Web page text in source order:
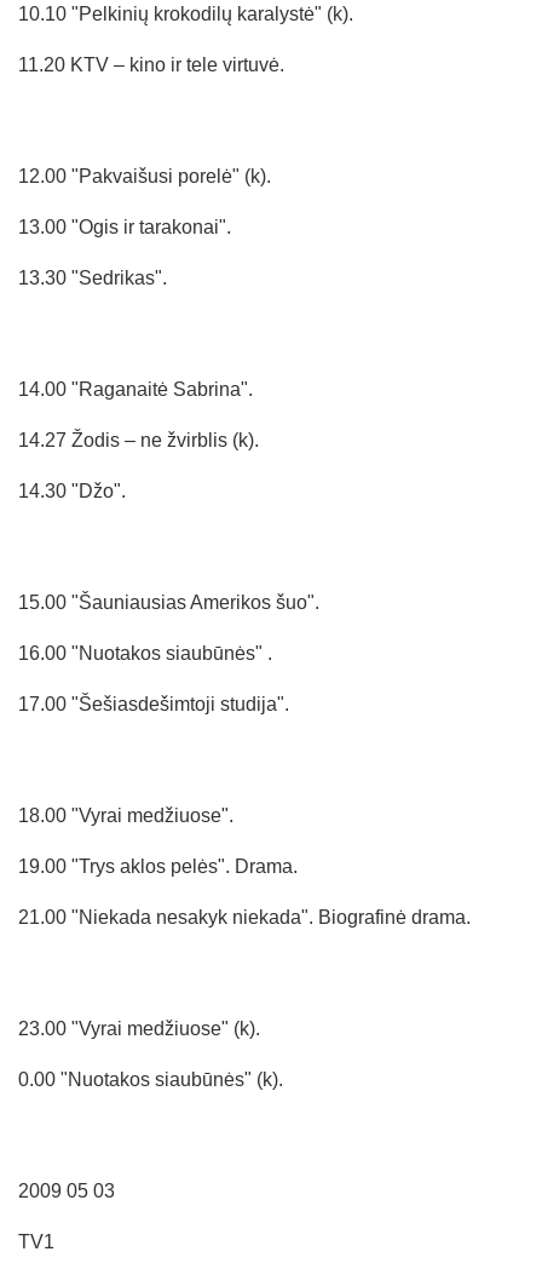
10.10 "Pelkinių krokodilų karalystė" (k).
11.20 KTV – kino ir tele virtuvė.
12.00 "Pakvaišusi porelė" (k).
13.00 "Ogis ir tarakonai".
13.30 "Sedrikas".
14.00 "Raganaitė Sabrina".
14.27 Žodis – ne žvirblis (k).
14.30 "Džo".
15.00 "Šauniausias Amerikos šuo".
16.00 "Nuotakos siaubūnės" .
17.00 "Šešiasdešimtoji studija".
18.00 "Vyrai medžiuose".
19.00 "Trys aklos pelės". Drama.
21.00 "Niekada nesakyk niekada". Biografinė drama.
23.00 "Vyrai medžiuose" (k).
0.00 "Nuotakos siaubūnės" (k).
2009 05 03
TV1